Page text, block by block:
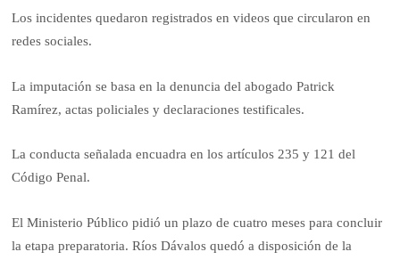
Los incidentes quedaron registrados en videos que circularon en
redes sociales.
La imputación se basa en la denuncia del abogado Patrick
Ramírez, actas policiales y declaraciones testificales.
La conducta señalada encuadra en los artículos 235 y 121 del
Código Penal.
El Ministerio Público pidió un plazo de cuatro meses para concluir
la etapa preparatoria. Ríos Dávalos quedó a disposición de la